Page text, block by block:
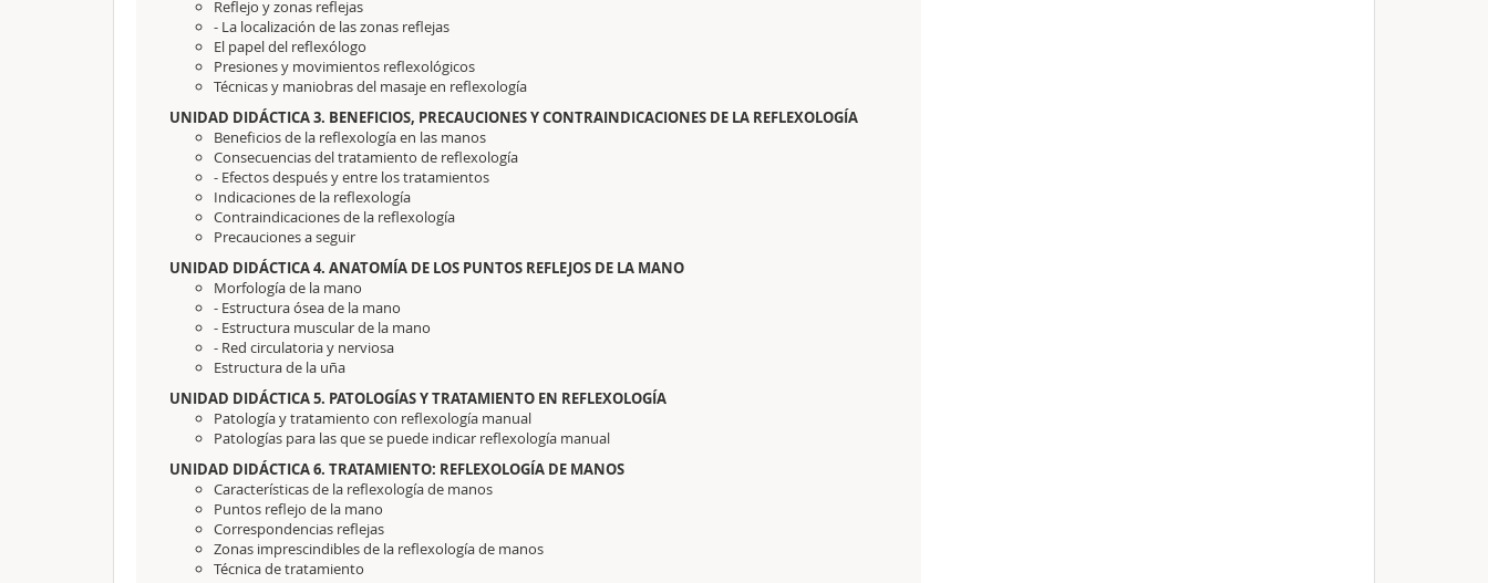
Reflejo y zonas reflejas
- La localización de las zonas reflejas
El papel del reflexólogo
Presiones y movimientos reflexológicos
Técnicas y maniobras del masaje en reflexología
UNIDAD DIDÁCTICA 3. BENEFICIOS, PRECAUCIONES Y CONTRAINDICACIONES DE LA REFLEXOLOGÍA
Beneficios de la reflexología en las manos
Consecuencias del tratamiento de reflexología
- Efectos después y entre los tratamientos
Indicaciones de la reflexología
Contraindicaciones de la reflexología
Precauciones a seguir
UNIDAD DIDÁCTICA 4. ANATOMÍA DE LOS PUNTOS REFLEJOS DE LA MANO
Morfología de la mano
- Estructura ósea de la mano
- Estructura muscular de la mano
- Red circulatoria y nerviosa
Estructura de la uña
UNIDAD DIDÁCTICA 5. PATOLOGÍAS Y TRATAMIENTO EN REFLEXOLOGÍA
Patología y tratamiento con reflexología manual
Patologías para las que se puede indicar reflexología manual
UNIDAD DIDÁCTICA 6. TRATAMIENTO: REFLEXOLOGÍA DE MANOS
Características de la reflexología de manos
Puntos reflejo de la mano
Correspondencias reflejas
Zonas imprescindibles de la reflexología de manos
Técnica de tratamiento